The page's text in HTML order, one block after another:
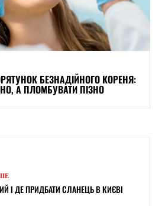
БЕЗНАДІЙНОГО КОРЕНЯ:
А ПЛОМБУВАТИ ПІЗНО
І ДЕ ПРИДБАТИ СЛАНЕЦЬ В КИЄВІ